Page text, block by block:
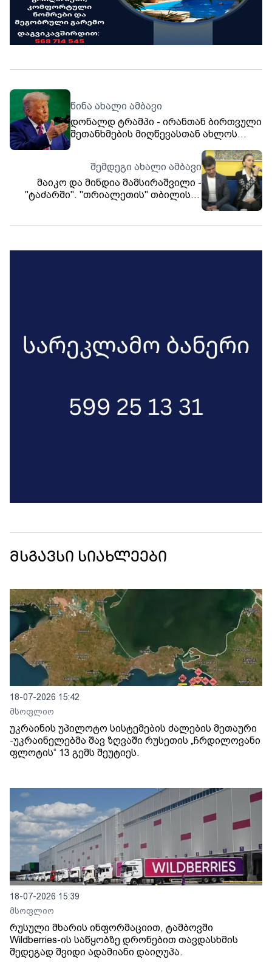
წინა ახალი ამბავი
დონალდ ტრამპი - ირანთან ბირთვული
შეთანხმების მიღწევასთან ახლოს
შემდეგი ახალი ამბავი
მაიკო და მინდია მამსირაშვილი -
"ტაძარში". "თრიალეთის" თბილისის
მსგავსი სიახლეები
18-07-2026 15:42
მსოფლიო
უკრაინის უპილოტო სისტემების ძალების მეთაური
-უკრაინელებმა შავ ზღვაში რუსეთის „ჩრდილოვანი
ფლოტის“ 13 გემს შეუტიეს.
18-07-2026 15:39
მსოფლიო
რუსული მხარის ინფორმაციით, ტამბოვში
Wildberries-ის საწყობზე დრონებით თავდასხმის
შედეგად შვიდი ადამიანი დაიღუპა.